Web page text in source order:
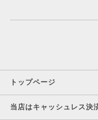
トップページ
当店はキャッシュレス決